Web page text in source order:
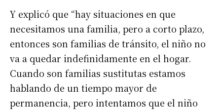
Y explicó que “hay situaciones en que
necesitamos una familia, pero a corto plazo,
entonces son familias de tránsito, el niño no
va a quedar indefinidamente en el hogar.
Cuando son familias sustitutas estamos
hablando de un tiempo mayor de
permanencia, pero intentamos que el niño